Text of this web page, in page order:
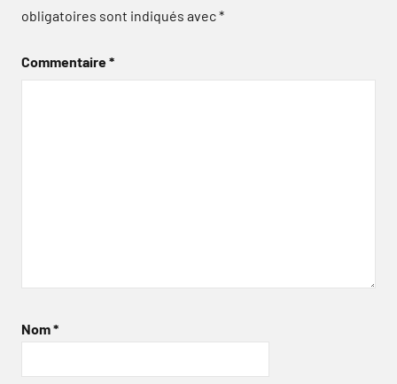
obligatoires sont indiqués avec*
Commentaire*
Nom*